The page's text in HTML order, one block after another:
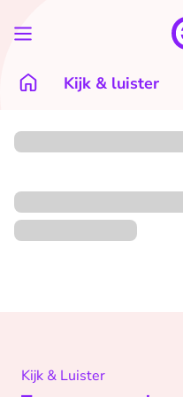
Kijk & luister
Kijk & Luister